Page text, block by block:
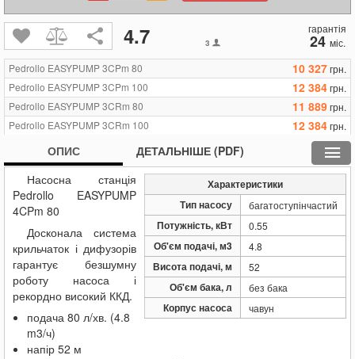
4.7 3
гарантія
24 міс.
Pedrollo EASYPUMP 3CPm 80
10 327грн.
Pedrollo EASYPUMP 3CPm 100
12 384грн.
Pedrollo EASYPUMP 3CRm 80
11 889грн.
Pedrollo EASYPUMP 3CRm 100
12 384грн.
12 384грн.
Pedrollo EASYPUMP 4CPm 100
12 918грн.
Pedrollo EASYPUMP 4CRm 80
Pedrollo EASYPUMP Plurijetm 3/80
12 575грн.
Pedrollo EASYPUMP Plurijetm 3/100
13 337
Pedrollo EASYPUMP Plurijetm 4/80
13 337грн.
Pedrollo EASYPUMP Plurijetm 4/100
13 718грн.
ОПИС ДЕТАЛЬНІШЕ (PDF)
Характеристики
Тип насосу
багатоступінчастий
Потужність, кВт 0.55
Об'єм подачі, м3 4.8
Висота подачі, м 52
Об'єм бака, л без бака
Корпус насоса чавун
Насосна станція
Pedrollo EASYPUMP
4CPm 80
Досконала система
крильчаток і дифузорів
гарантує безшумну
роботу насоса і
рекордно високий ККД.
подача 80 л/хв. (4.8
m3/ч)
напір 52 м